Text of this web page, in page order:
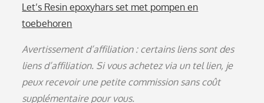
Let’s Resin epoxyhars set met pompen en
toebehoren
Avertissement d’affiliation : certains liens sont des
liens d’affiliation. Si vous achetez via un tel lien, je
peux recevoir une petite commission sans coût
supplémentaire pour vous.